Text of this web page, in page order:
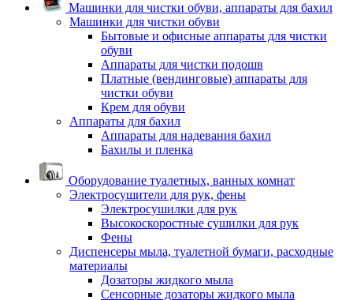
Машинки для чистки обуви, аппараты для бахил
Машинки для чистки обуви
Бытовые и офисные аппараты для чистки
обуви
Аппараты для чистки подошв
Платные (вендинговые) аппараты для
чистки обуви
Крем для обуви
Аппараты для бахил
Аппараты для надевания бахил
Бахилы и пленка
Оборудование туалетных, ванных комнат
Электросушители для рук, фены
Электросушилки для рук
Высокоскоростные сушилки для рук
Фены
Диспенсеры мыла, туалетной бумаги, расходные
материалы
Дозаторы жидкого мыла
Сенсорные дозаторы жидкого мыла